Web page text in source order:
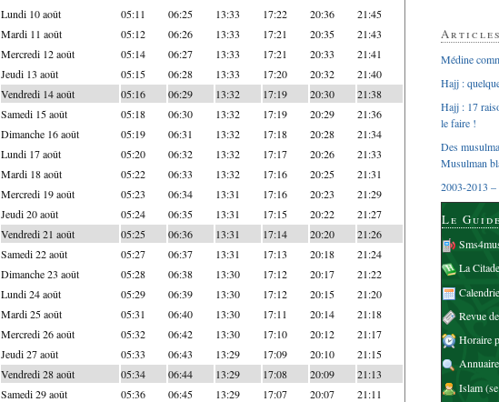
Lundi 10 août 05:11 06:25 13:33 17:22 20:36 21:45
Mardi 11 août 05:12 06:26 13:33 17:21 20:35 21:43
Mercredi 12 août 05:14 06:27 13:33 17:21 20:33 21:41
Jeudi 13 août 05:15 06:28 13:33 17:20 20:32 21:40
Vendredi 14 août 05:16 06:29 13:32 17:19 20:30 21:38
Samedi 15 août 05:18 06:30 13:32 17:19 20:29 21:36
Dimanche 16 août 05:19 06:31 13:32 17:18 20:28 21:34
Lundi 17 août 05:20 06:32 13:32 17:17 20:26 21:33
Mardi 18 août 05:22 06:33 13:32 17:16 20:25 21:31
Mercredi 19 août 05:23 06:34 13:31 17:16 20:23 21:29
Jeudi 20 août 05:24 06:35 13:31 17:15 20:22 21:27
Vendredi 21 août 05:25 06:36 13:31 17:14 20:20 21:26
Samedi 22 août 05:27 06:37 13:31 17:13 20:18 21:24
Dimanche 23 août 05:28 06:38 13:30 17:12 20:17 21:22
Lundi 24 août 05:29 06:39 13:30 17:12 20:15 21:20
Mardi 25 août 05:31 06:40 13:30 17:11 20:14 21:18
Mercredi 26 août 05:32 06:42 13:30 17:10 20:12 21:17
Jeudi 27 août 05:33 06:43 13:29 17:09 20:10 21:15
Vendredi 28 août 05:34 06:44 13:29 17:08 20:09 21:13
Samedi 29 août 05:36 06:45 13:29 17:07 20:07 21:11
Médine
Hajj :
Hajj : 17
le faire !
Des
Musulman
2003-2013 –
Le
La
Revue
Horaire
Islam